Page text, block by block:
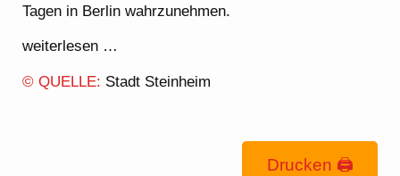
Tagen in Berlin wahrzunehmen.
weiterlesen …
© QUELLE: Stadt Steinheim
Drucken 🖨